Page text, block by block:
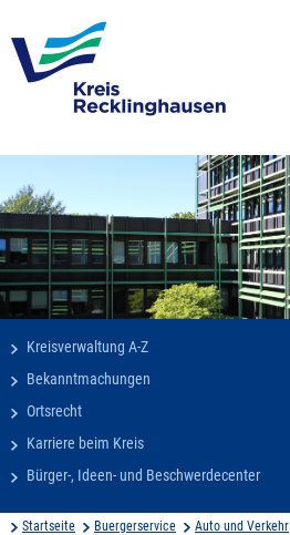
Kreisverwaltung A-Z
Bekanntmachungen
Ortsrecht
Karriere beim Kreis
Bürger-, Ideen- und Beschwerdecenter
Startseite Buergerservice Auto und Verkehr